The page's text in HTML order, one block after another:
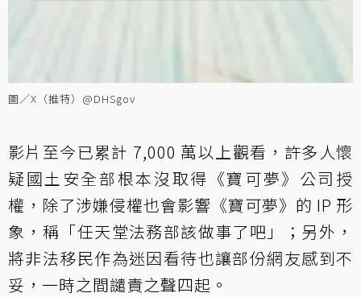
圖／X（推特）@DHSgov
影片至今已累計 7,000 萬以上觀看，許多人懷
疑國土安全部根本沒取得《寶可夢》公司授
權，除了涉嫌侵權也會影響《寶可夢》的 IP 形
象，稱「任天堂法務部該做事了吧」；另外，
將非法移民作為迷因看待也讓部份網友感到不
妥，一時之間譴責之聲四起。